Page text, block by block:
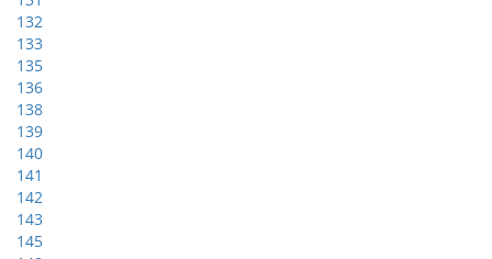
132
133
135
136
138
139
140
141
142
143
145